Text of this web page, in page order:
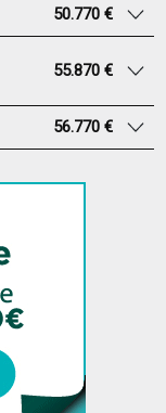
50.770 €
55.870 €
56.770 €